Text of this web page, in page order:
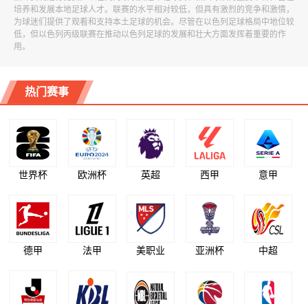
培养和发展本地足球人才。联赛的水平相对较低，但具有激烈的竞争和激情，
为球迷们提供了观看和支持本土足球的机会。尽管在以色列足球格局中地位较
低，但以色列丙级联赛在推动以色列足球的发展和壮大方面发挥着重要的作
用。
热门赛事
世界杯 欧洲杯 英超 西甲 意甲
德甲 法甲 美职业 亚洲杯 中超